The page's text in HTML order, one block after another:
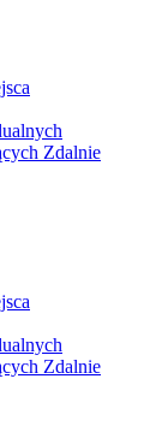
Zdalnie
Zdalnie